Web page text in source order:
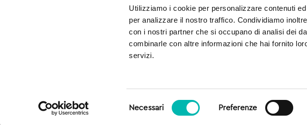
Utilizziamo i cookie per personalizzare contenuti
per analizzare il nostro traffico. Condividiamo
con i nostri partner che si occupano di analisi dei
combinarle con altre informazioni che hai fornito
servizi.
Necessari Preferenze
SD s.r.l. Località Pasina, n°46 - 38066 Riva del Garda (TN) | CF & P.IVA 02813260227 |
Numero REA: TN-251756